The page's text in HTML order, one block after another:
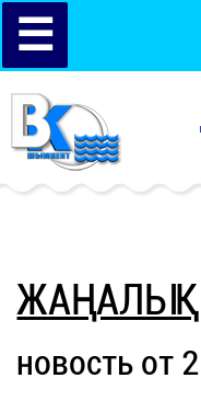
☰
ЖАҢАЛЫҚ
новость от